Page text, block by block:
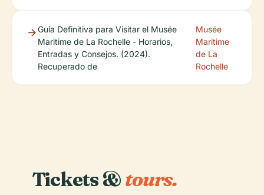
Guía Definitiva para Visitar el Musée
Maritime de La Rochelle - Horarios,
Entradas y Consejos. (2024).
Recuperado de
Musée
Maritime
de La
Rochelle
Tickets &tours.